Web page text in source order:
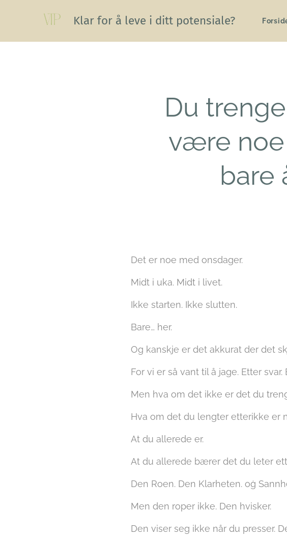
Klar for å leve i ditt potensiale?
Du
være
bare
Det er noe med onsdager.
Midt i uka. Midt i livet.
Ikke starten. Ikke slutten.
Bare… her.
Og kanskje er det akkurat der det
For vi er så vant til å jage. Etter
Men hva om det ikke er det du
Hva om det du lengter etterikke er
At du allerede er.
At du allerede bærer det du leter
Den Roen. Den Klarheten. oģ
Men den roper ikke. Den hvisker.
Den viser seg ikke når du presser.